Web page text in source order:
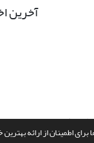
اطمینان از ارائه
آخرین
طراحی و پیاده سازی از